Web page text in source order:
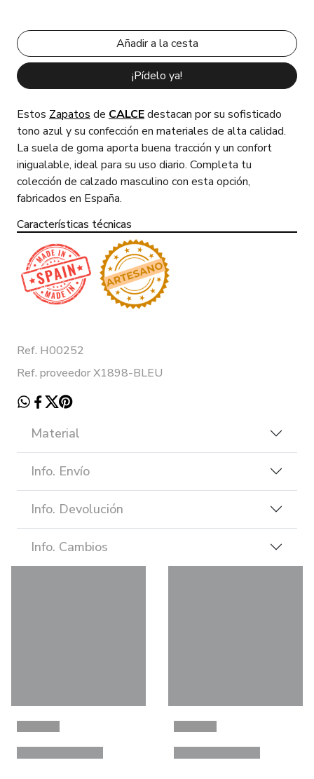
¡Pídelo ya!
Estos Zapatos de CALCEdestacan por su sofisticado
tono azul y su confección en materiales de alta calidad.
La suela de goma aporta buena tracción y un confort
inigualable, ideal para su uso diario. Completa tu
colección de calzado masculino con esta opción,
fabricados en España.
Características técnicas
Ref. H00252
Ref. proveedor X1898-BLEU
Material
Info. Envío
Info. Devolución
Info. Cambios